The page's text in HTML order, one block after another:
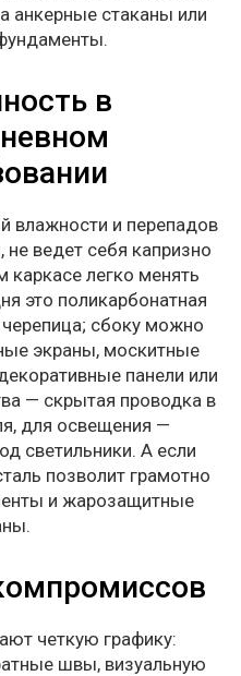
анкерные стаканы или
в
влажности и перепадов
не ведет себя капризно
каркасе легко менять
это поликарбонатная
сбоку можно
экраны, москитные
панели или
— скрытая проводка в
для освещения —
светильники. А если
позволит грамотно
и жарозащитные
четкую графику:
швы, визуальную